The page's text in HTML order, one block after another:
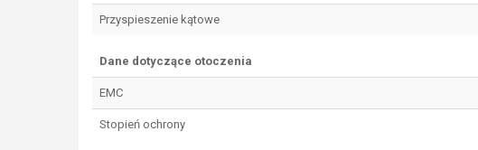
Przyspieszenie kątowe
Dane dotyczące otoczenia
EMC
Stopień ochrony